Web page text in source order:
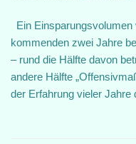
Ein
kommenden zwei Jahre
– rund die Hälfte davon
andere Hälfte
der Erfahrung vieler